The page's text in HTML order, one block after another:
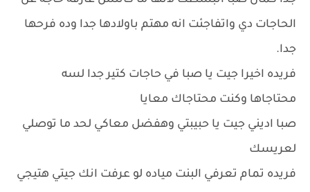
الحاجات دي واتفاجئت انه مهتم باولادها جدا وده فرحها
جدا.
فريده اخيرا جيت يا صبا في حاجات كتير جدا لسه
محتاجاها وكنت محتاجاك معايا
صبا اديني جيت يا حبيبتي وهفضل معاكي لحد ما توصلي
لعريسك
فريده تمام تعرفي البنت مياده لو عرفت انك جيتي هتيجي